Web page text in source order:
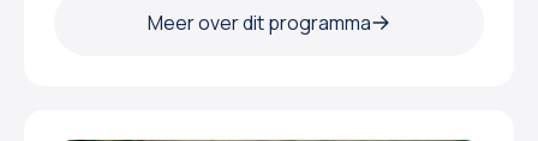
Meer over dit programma